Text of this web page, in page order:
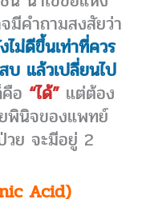
มีคำถามสงสัยว่า
ม่ดีขึ้นเท่าที่ควร
บ แล้วเปลี่ยนไป
อ “ได้” แต่ต้อง
พินิจของแพทย์
วย จะมีอยู่ 2
Acid)